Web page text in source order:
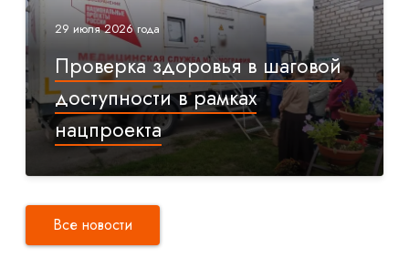
29 июля 2026 года
Проверка здоровья в шаговой
доступности в рамках
нацпроекта
Все новости